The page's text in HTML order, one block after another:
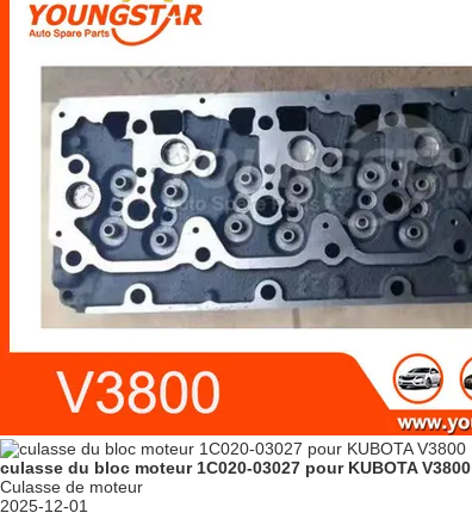
culasse du bloc moteur 1C020-03027 pour KUBOTA V3800
Culasse de moteur
2025-12-01